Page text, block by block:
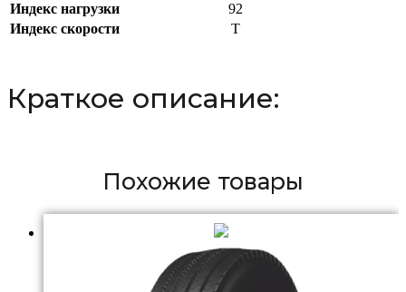
Индекс нагрузки
92
Индекс скорости
T
Краткое описание:
Похожие товары